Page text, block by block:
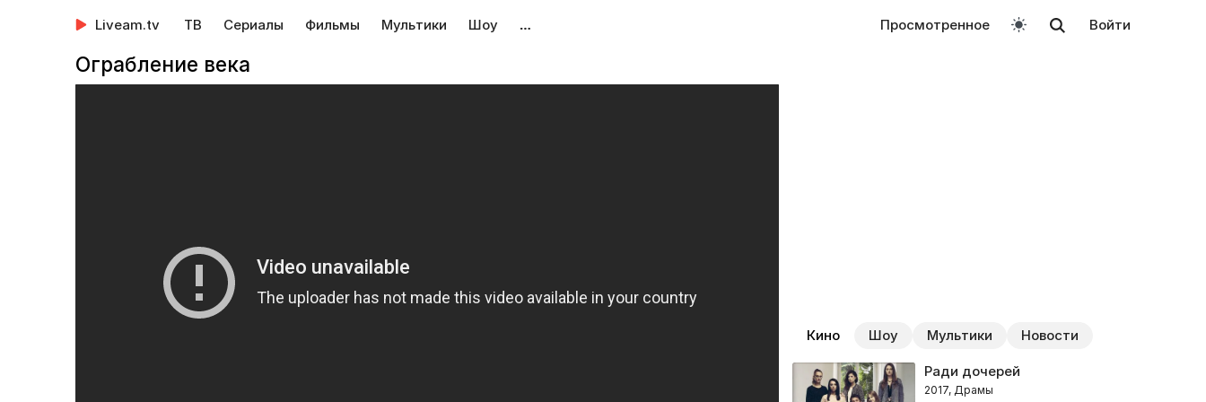
Liveam.tv ТВ Сериалы Фильмы Мультики Шоу … Просмотренное Войти
Ограбление века
Кино Шоу Мультики Новости
Ради дочерей
2017, Драмы